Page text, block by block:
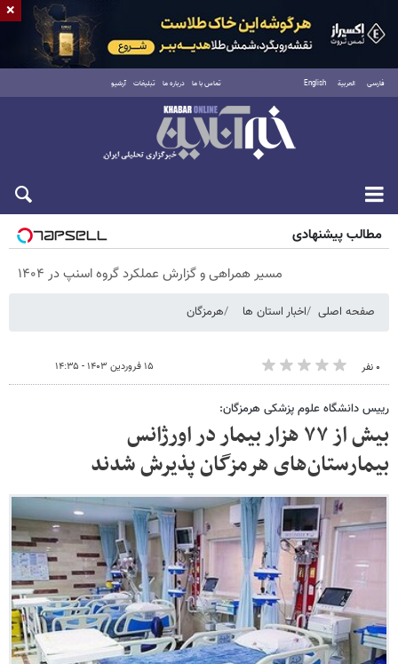
فارسی العربية English تماس با ما درباره ما تبلیغات آرشیو
شنبه ۱۷ مرداد ۱۴۰۵
مطالب پیشنهادی
مسیر همراهی و گزارش عملکرد گروه اسنپ در ۱۴۰۴
صفحه اصلی اخبار استان ها هرمزگان
۰ نفر ۱۵ فروردین ۱۴۰۳ - ۱۴:۳۵
رییس دانشگاه علوم پزشکی هرمزگان:
بیش از ۷۷ هزار بیمار در اورژانس
بیمارستان‌های هرمزگان پذیرش شدند
×